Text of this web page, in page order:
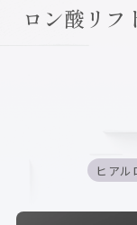
ロン酸リ
ヒアル